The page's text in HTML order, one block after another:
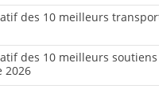
des 10 meilleurs
des 10 meilleurs
2026